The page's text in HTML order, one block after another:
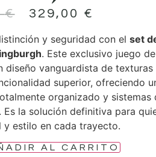
€ 329,00 €
y seguridad con el set
. Este exclusivo juego
diseño vanguardista de
superior, ofreciendo
organizado y sistemas
Es la solución definitiva para
y estilo en cada trayecto.
AL CARRITO